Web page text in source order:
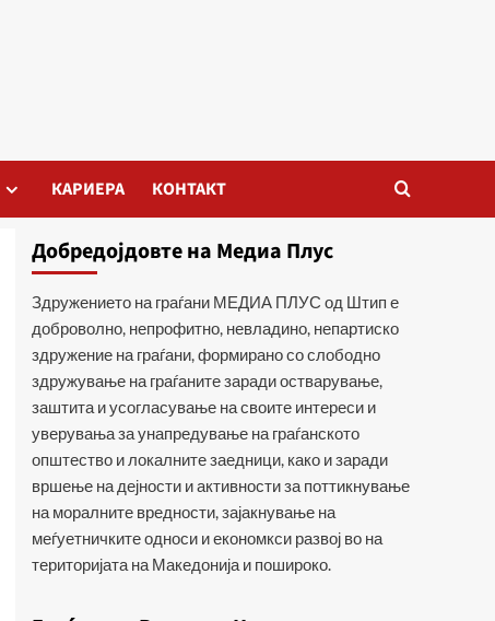
КАРИЕРА КОНТАКТ
Добредојдовте на Медиа Плус
Здружението на граѓани МЕДИА ПЛУС од Штип е
доброволно, непрофитно, невладино, непартиско
здружение на граѓани, формирано со слободно
здружување на граѓаните заради остварување,
заштита и усогласување на своите интереси и
уверувања за унапредување на граѓанското
општество и локалните заедници, како и заради
вршење на дејности и активности за поттикнување
на моралните вредности, зајакнување на
меѓуетничките односи и економкси развој во на
територијата на Македонија и пошироко.